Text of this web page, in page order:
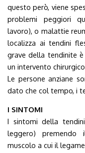
questo però, viene
problemi peggiori
lavoro), o malattie
localizza ai tendini
grave della tendinite
un intervento
Le persone anziane
dato che col tempo, i
I SINTOMI
I sintomi della
leggero) premendo
muscolo a cui il